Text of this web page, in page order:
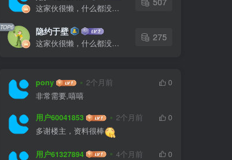
这家伙很懒，什么都没有写...
TOP6 隐约于壁
这家伙很懒，什么都没有写...
275
pony 2个月前
0
非常需要,嘻嘻
用户60041853 2个月前
0
多谢楼主，资料很棒
用户61327894 4个月前
0